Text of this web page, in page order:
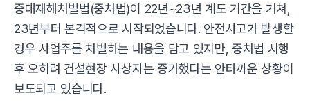
중대재해처벌법(중처법)이 22년~23년 계도 기간을 거쳐,
23년부터 본격적으로 시작되었습니다. 안전사고가 발생할
경우 사업주를 처벌하는 내용을 담고 있지만, 중처법 시행
후 오히려 건설현장 사상자는 증가했다는 안타까운 상황이
보도되고 있습니다.